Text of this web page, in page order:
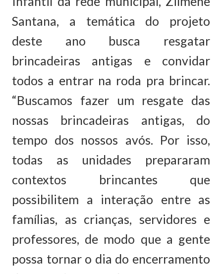
Santana, a temática do projeto
deste ano busca resgatar
brincadeiras antigas e convidar
todos a entrar na roda pra brincar.
“Buscamos fazer um resgate das
nossas brincadeiras antigas, do
tempo dos nossos avós. Por isso,
todas as unidades prepararam
contextos brincantes que
possibilitem a interação entre as
famílias, as crianças, servidores e
professores, de modo que a gente
possa tornar o dia do encerramento